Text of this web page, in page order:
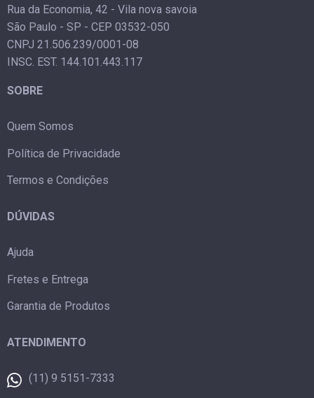
Rua da Economia, 42 - Vila nova savoia
São Paulo - SP - CEP 03532-050
CNPJ 21.506.239/0001-08
INSC. EST. 144.101.443.117
SOBRE
Quem Somos
Política de Privacidade
Termos e Condições
DÚVIDAS
Ajuda
Fretes e Entrega
Garantia de Produtos
ATENDIMENTO
(11) 9 5151-7333